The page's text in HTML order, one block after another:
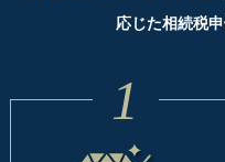
応じた相続税
1